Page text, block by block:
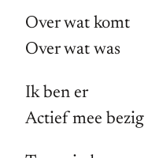
Over wat komt
Over wat was
Ik ben er
Actief mee bezig